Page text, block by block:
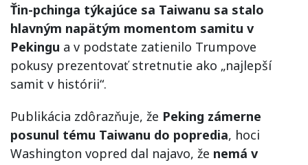
Ťin-pchinga týkajúce sa Taiwanu sa stalo
hlavným napätým momentom samitu v
Pekingu a v podstate zatienilo Trumpove
pokusy prezentovať stretnutie ako „najlepší
samit v histórii“.
Publikácia zdôrazňuje, že Peking zámerne
posunul tému Taiwanu do popredia, hoci
Washington vopred dal najavo, že nemá v